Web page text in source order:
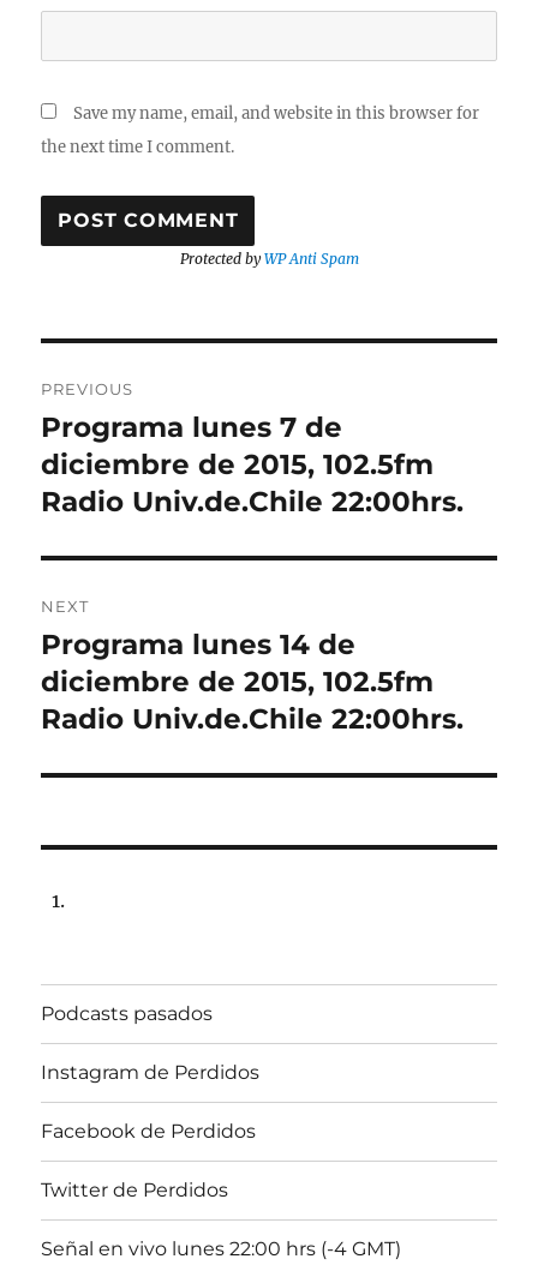
Save my name, email, and website in this browser for
the next time I comment.
Protected byWP Anti Spam
navigation
PREVIOUS
Previous
post:
Programa lunes 7 de
diciembre de 2015, 102.5fm
Radio Univ.de.Chile 22:00hrs.
NEXT
Next
post:
Programa lunes 14 de
diciembre de 2015, 102.5fm
Radio Univ.de.Chile 22:00hrs.
Podcasts pasados
Instagram de Perdidos
Facebook de Perdidos
Twitter de Perdidos
Señal en vivo lunes 22:00 hrs (-4 GMT)